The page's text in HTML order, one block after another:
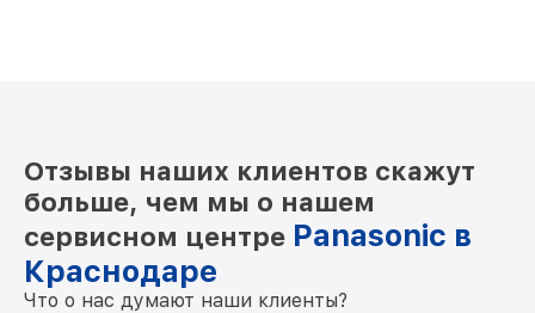
Отзывы наших клиентов скажут
больше, чем мы о нашем
сервисном центре Panasonic в
Краснодаре
Что о нас думают наши клиенты?